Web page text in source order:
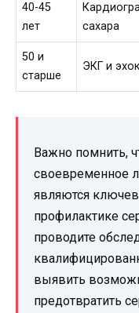
40-45
лет
сахара
50 и
старше
ЭКГ и
Важно помнить,
своевременное
являются
профилактике
проводите
выявить
предотвратить